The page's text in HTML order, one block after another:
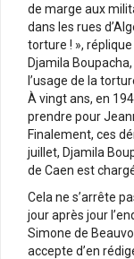
de marge aux
dans les rues
torture ! »,
Djamila
l’usage de la
À vingt ans, en
prendre pour
Finalement, ces
juillet, Djamila
de Caen est
Cela ne s’arrête
jour après jour
Simone de
accepte d’en